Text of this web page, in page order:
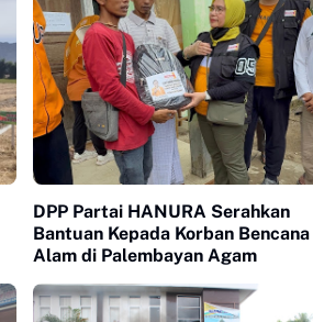
DPP Partai HANURA Serahkan
Bantuan Kepada Korban Bencana
Alam di Palembayan Agam